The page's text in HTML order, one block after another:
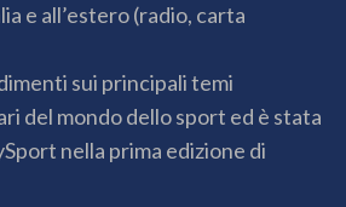
e all’estero (radio, carta
sui principali temi
del mondo dello sport ed è stata
nella prima edizione di